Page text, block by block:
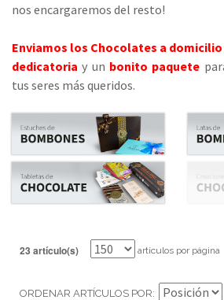
nos encargaremos del resto!
Enviamos los Chocolates a domicilio
dedicatoria y un bonito paquete
tus seres más queridos.
23 artículo(s) artículos por página
ORDENAR ARTÍCULOS POR